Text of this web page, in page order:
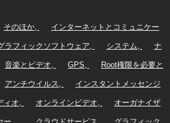
そのほか インターネットとコミュニケー
ラフィックソフトウェア システム ナ
音楽とビデオ GPS Root権限を必要と
アンチウイルス インスタントメッセンジ
ィオ オンラインビデオ オーガナイザ